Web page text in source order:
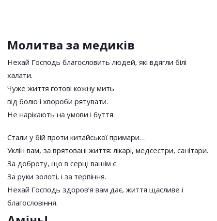
Молитва за медиків
Нехай Господь благословить людей, які вдягли білі
халати.
Чуже життя готові кожну мить
від болю і хвороби рятувати.
Не нарікають на умови і буття.
Стали у бій проти китайської примари…
Уклін вам, за врятовані життя: лікарі, медсестри, санітари.
За доброту, що в серці вашім є
За руки золоті, і за терпіння.
Нехай Господь здоров’я вам дає, життя щасливе і
благословіння.